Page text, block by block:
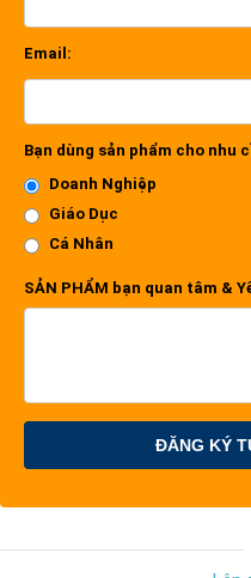
Email:
Bạn dùng sản phẩm cho nhu
Doanh Nghiệp
Giáo Dục
Cá Nhân
SẢN PHẨM bạn quan tâm &
ĐĂNG KÝ